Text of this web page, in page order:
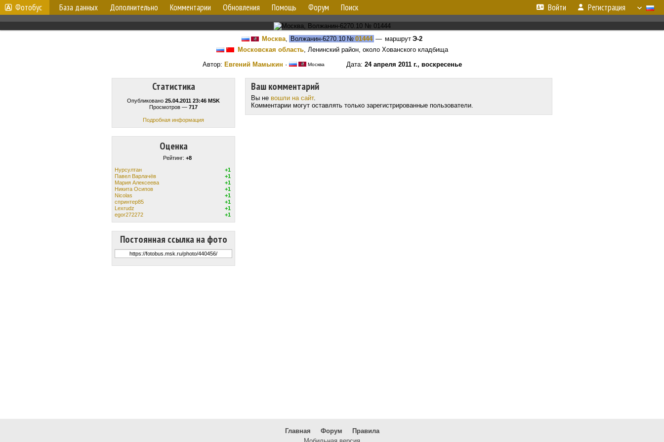
Фотобус База данных Дополнительно Комментарии Обновления Помощь Форум Поиск Войти Регистрация
Москва, Волжанин-6270.10 № 01444 — маршрут Э-2
Московская область, Ленинский район, около Хованского кладбища
Автор: Евгений Мамыкин · МоскваДата: 24 апреля 2011 г., воскресенье
Статистика
Опубликовано 25.04.2011 23:46 MSK
Просмотров — 717
Подробная информация
Оценка
Рейтинг: +8
Нурсултан
+1
Павел Варлачёв
+1
Мария Алексеева
+1
Никита Осипов
+1
Niсolas
+1
спринтер85
+1
Lexrudz
+1
egor272272
+1
Постоянная ссылка на фото
Ваш комментарий
Вы не вошли на сайт.
Комментарии могут оставлять только зарегистрированные пользователи.
Главная Форум
Правила